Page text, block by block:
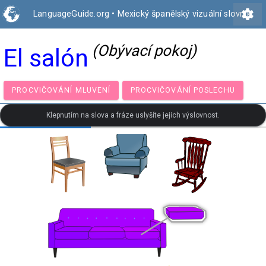
LanguageGuide.org • Mexický španělský vizuální slovník
settings
El salón (Obývací pokoj)
PROCVIČOVÁNÍ MLUVENÍ PROCVIČOVÁNÍ
Klepnutím na slova a fráze uslyšíte jejich výslovnost.